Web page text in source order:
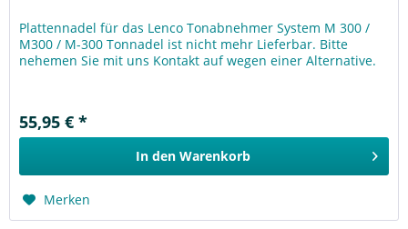
Plattennadel für das Lenco Tonabnehmer System M 300 /
M300 / M-300 Tonnadel ist nicht mehr Lieferbar. Bitte
nehemen Sie mit uns Kontakt auf wegen einer Alternative.
55,95 € *
In den Warenkorb
Merken